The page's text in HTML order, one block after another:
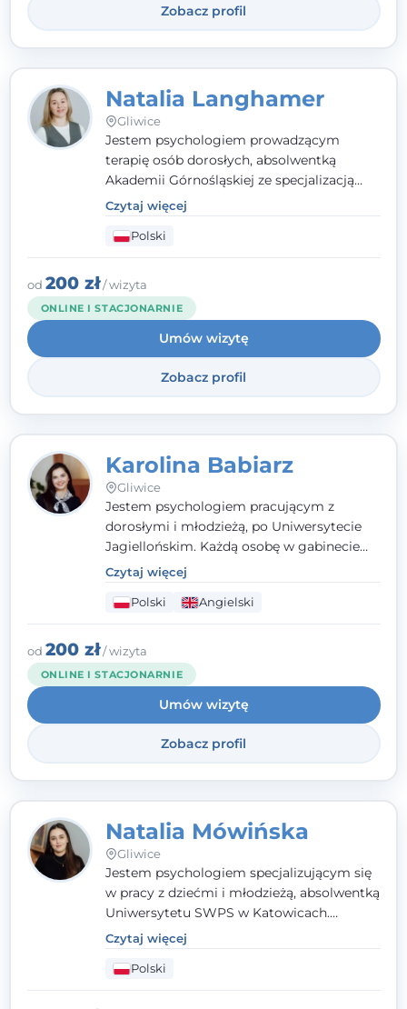
Zobacz profil
Natalia Langhamer
Gliwice
Jestem psychologiem prowadzącym
terapię osób dorosłych, absolwentką
Akademii Górnośląskiej ze specjalizacją
kliniczną. Oferuję konsultacje
psychologiczne i pierwszą pomoc
psychologiczną w kryzysie, przewlekłym
stresie czy obniżonym nastroju. Każde
spotkanie traktuję z szacunkiem,
uważnością i w atmosferze zaufania.
Czytaj więcej
Polski
od 200 zł/ wizyta
ONLINE I STACJONARNIE
Umów wizytę
Zobacz profil
Karolina Babiarz
Gliwice
Jestem psychologiem pracującym z
dorosłymi i młodzieżą, po Uniwersytecie
Jagiellońskim. Każdą osobę w gabinecie
traktuję jak osobną historię, którą poznaję,
budując relację opartą na zaufaniu i
empatii. Przyjmuję w Poradni Teraply.pl w
Gliwicach oraz online, po polsku i po
angielsku.
Czytaj więcej
Polski Angielski
od 200 zł/ wizyta
ONLINE I STACJONARNIE
Umów wizytę
Zobacz profil
Natalia Mówińska
Gliwice
Jestem psychologiem specjalizującym się
w pracy z dziećmi i młodzieżą, absolwentką
Uniwersytetu SWPS w Katowicach.
Prowadzę konsultacje oraz terapię
nastawioną na potrzeby dziecka i jego
rodziny. Najważniejsze jest dla mnie
stworzenie bezpiecznego miejsca, w
Czytaj więcej
Polski